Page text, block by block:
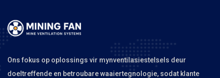
Ons fokus op oplossings vir mynventilasiestelsels deur
doeltreffende en betroubare waaiertegnologie, sodat klante